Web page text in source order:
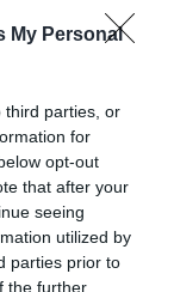
My Personal
third parties, or
for
opt-out
that after your
seeing
utilized by
parties prior to
the further